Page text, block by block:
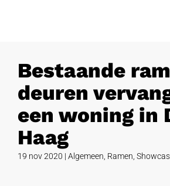
Bestaande
deuren
een woning in
Haag
19 nov 2020 | Algemeen Ramen